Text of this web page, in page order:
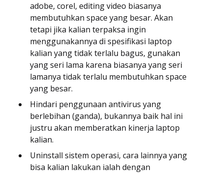
adobe, corel, editing video biasanya
membutuhkan space yang besar. Akan
tetapi jika kalian terpaksa ingin
menggunakannya di spesifikasi laptop
kalian yang tidak terlalu bagus, gunakan
yang seri lama karena biasanya yang seri
lamanya tidak terlalu membutuhkan space
yang besar.
Hindari penggunaan antivirus yang
berlebihan (ganda), bukannya baik hal ini
justru akan memberatkan kinerja laptop
kalian.
Uninstall sistem operasi, cara lainnya yang
bisa kalian lakukan ialah dengan